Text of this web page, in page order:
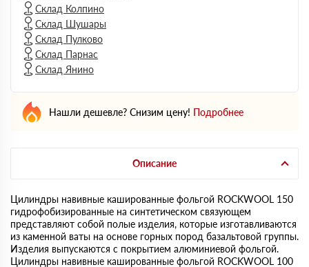
Склад Колпино
Склад Шушары
Склад Пулково
Склад Парнас
Склад Янино
Нашли дешевле? Снизим цену! Подробнее
Описание
Цилиндры навивные кашированные фольгой ROCKWOOL 150
гидрофобизированные на синтетическом связующем
представляют собой полые изделия, которые изготавливаются
из каменной ваты на основе горных пород базальтовой группы.
Изделия выпускаются с покрытием алюминиевой фольгой.
Цилиндры навивные кашированные фольгой ROCKWOOL 100